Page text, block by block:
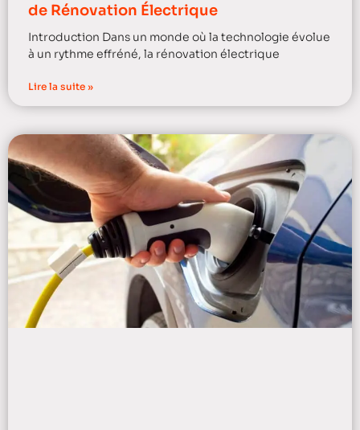
de Rénovation Électrique
Introduction Dans un monde où la technologie évolue
à un rythme effréné, la rénovation électrique
Lire la suite »